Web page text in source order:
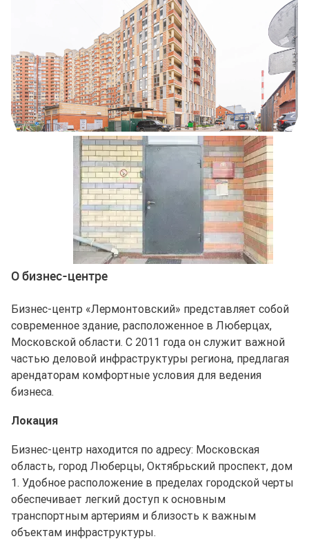
О бизнес-центре
Бизнес-центр «Лермонтовский» представляет собой
современное здание, расположенное в Люберцах,
Московской области. С 2011 года он служит важной
частью деловой инфраструктуры региона, предлагая
арендаторам комфортные условия для ведения
бизнеса.
Локация
Бизнес-центр находится по адресу: Московская
область, город Люберцы, Октябрьский проспект, дом
1. Удобное расположение в пределах городской черты
обеспечивает легкий доступ к основным
транспортным артериям и близость к важным
объектам инфраструктуры.